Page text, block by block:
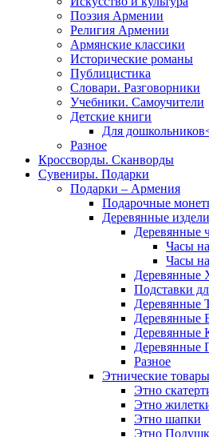
Поэзия Армении
Религия Армении
Армянские классики
Исторические романы
Публицистика
Словари. Разговорники
Учебники. Самоучители
Детские книги
Для
Разное
Кроссворды. Сканворды
Сувениры. Подарки
Подарки – Армения
Подарочные
Деревянные
Деревянные
Часы
Часы
Деревянные
Подставки
Деревянные
Деревянные
Деревянные
Деревянные
Разное
Этнические товары
Этно
Этно
Этно шапки
Этно